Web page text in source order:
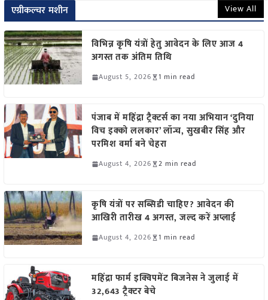
एग्रीकल्चर मशीन View All
विभिन्न कृषि यंत्रों हेतु आवेदन के लिए आज 4
अगस्त तक अंतिम तिथि
August 5, 2026 1 min read
पंजाब में महिंद्रा ट्रैक्टर्स का नया अभियान ‘दुनिया
विच इक्को ललकार’ लॉन्च, सुखबीर सिंह और
परमिश वर्मा बने चेहरा
August 4, 2026 2 min read
कृषि यंत्रों पर सब्सिडी चाहिए? आवेदन की
आखिरी तारीख 4 अगस्त, जल्द करें अप्लाई
August 4, 2026 1 min read
महिंद्रा फार्म इक्विपमेंट बिजनेस ने जुलाई में
32,643 ट्रैक्टर बेचे